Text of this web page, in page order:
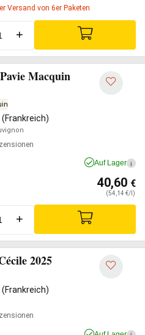
Versand von 6er Paketen
+
Macquin
Auf Lager i
40,60 €
(54,14 €/l)
+
2025